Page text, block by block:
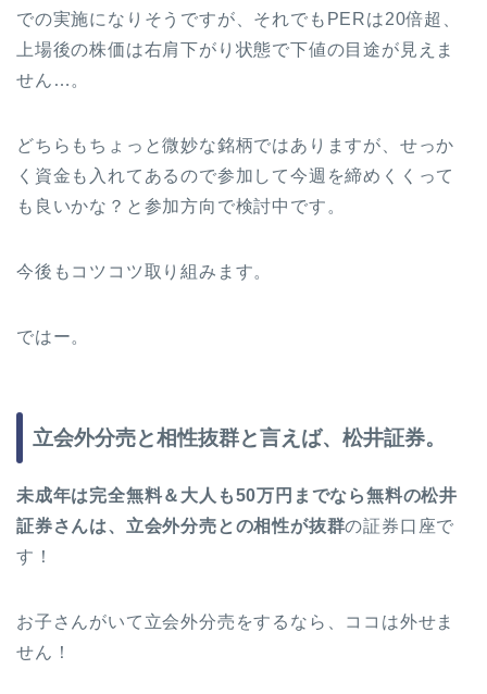
での実施になりそうですが、それでもPERは20倍超、
上場後の株価は右肩下がり状態で下値の目途が見えま
せん…。
どちらもちょっと微妙な銘柄ではありますが、せっか
く資金も入れてあるので参加して今週を締めくくって
も良いかな？と参加方向で検討中です。
今後もコツコツ取り組みます。
ではー。
立会外分売と相性抜群と言えば、松井証券。
未成年は完全無料＆大人も50万円までなら無料の松井
証券さんは、立会外分売との相性が抜群の証券口座で
す！
お子さんがいて立会外分売をするなら、ココは外せま
せん！